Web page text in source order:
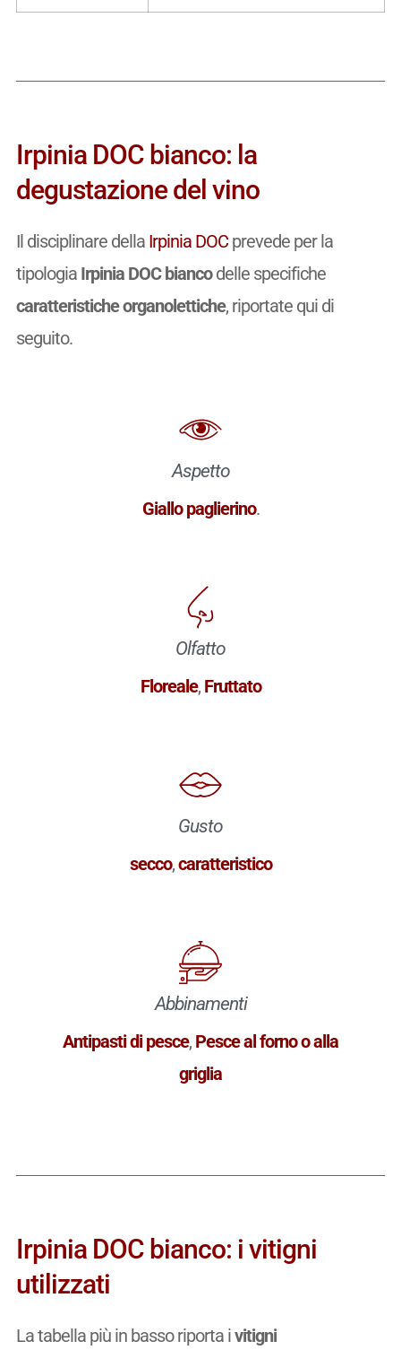
Irpinia DOC bianco: la
degustazione del vino
Il disciplinare della Irpinia DOCprevede per la
tipologia Irpinia DOC biancodelle specifiche
caratteristiche organolettiche, riportate qui di
seguito.
Aspetto
Giallo paglierino.
Olfatto
Floreale, Fruttato
Gusto
secco,caratteristico
Abbinamenti
Antipasti di pesce, Pesce al forno o alla
griglia
Irpinia DOC bianco: i vitigni
utilizzati
La tabella più in basso riporta ivitigni